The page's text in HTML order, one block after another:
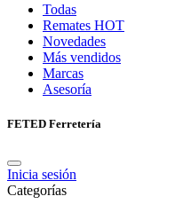
Todas
Remates HOT
Novedades
Más vendidos
Marcas
Asesoría
FETED Ferretería
Inicia sesión
Categorías